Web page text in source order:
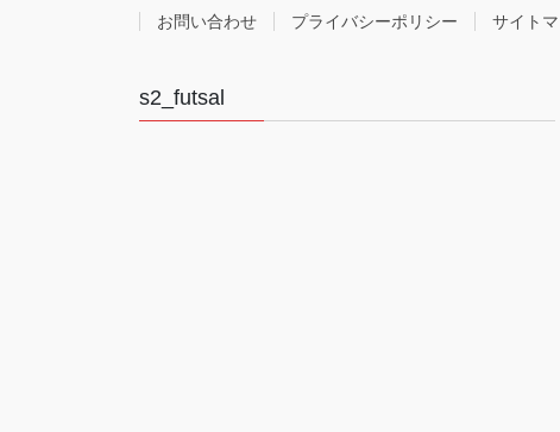
お問い合わせ プライバシーポリシー サイト
s2_futsal